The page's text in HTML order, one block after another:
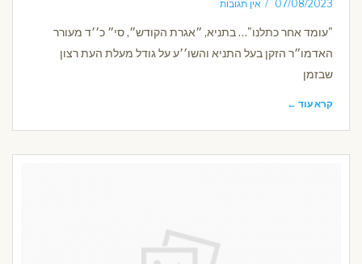
07/08/2023 אין תגובות
"עומד אחר כתלנו"… בתניא, ״אגרת הקודש״, סי״ כ׳׳ד מעורר
האדמו״ר הזקן בעל התניא והשו׳׳ע על גודל מעלת העת רצון
שבזמן
קרא עוד ←